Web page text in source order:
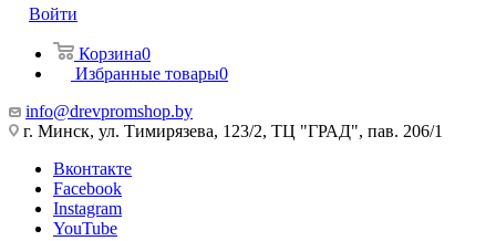
Войти
Корзина0
Избранные товары0
info@drevpromshop.by
г. Минск, ул. Тимирязева, 123/2, ТЦ "ГРАД", пав. 206/1
Вконтакте
Facebook
Instagram
YouTube